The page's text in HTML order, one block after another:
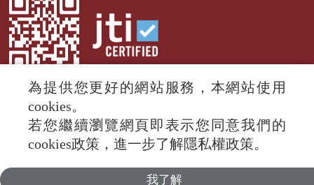
© 2024 RTI (Radio Taiwan International).
All rights reserved.
為提供您更好的網站服務，本網站使用
cookies。
若您繼續瀏覽網頁即表示您同意我們的
cookies政策，進一步了解隱私權政策。
我了解